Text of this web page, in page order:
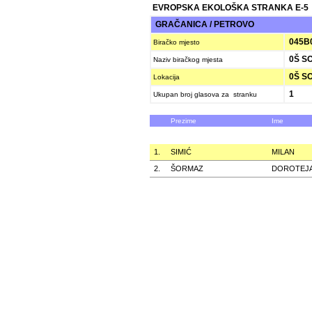
EVROPSKA EKOLOŠKA STRANKA E-5
GRAČANICA / PETROVO
Biračko mjesto
Naziv biračkog mjesta 0Š
Lokacija 0Š
Ukupan broj glasova za stranku 1
Prezime Ime
1. SIMIĆ
MILAN
2.
ŠORMAZ